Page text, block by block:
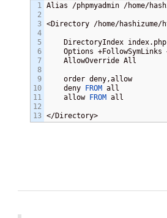
1
2
3
4
5
6
7
8
9
10
11
12
Alias /phpmyadmin /home/
<Directory /home/hashizume/
    DirectoryIndex index.php
Options +FollowSymLinks
    AllowOverride All
    order deny,allow
    deny
FROM all
    allow
FROM all
</Directory>